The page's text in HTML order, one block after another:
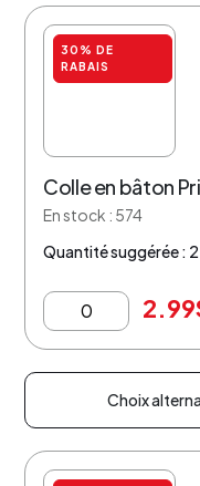
30% DE
RABAIS
Colle en bâton
En stock : 574
Quantité suggérée : 2
2.99
Choix